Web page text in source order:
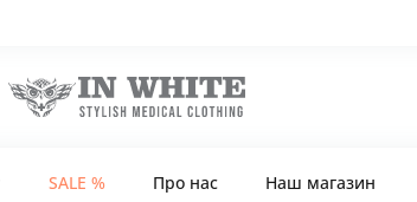
SALE % Про нас Наш магазин